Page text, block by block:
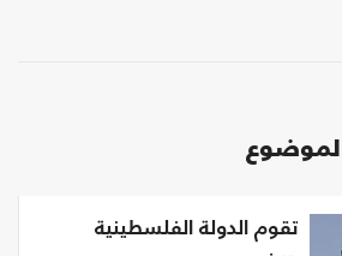
تقوم الدولة الفلسطينية